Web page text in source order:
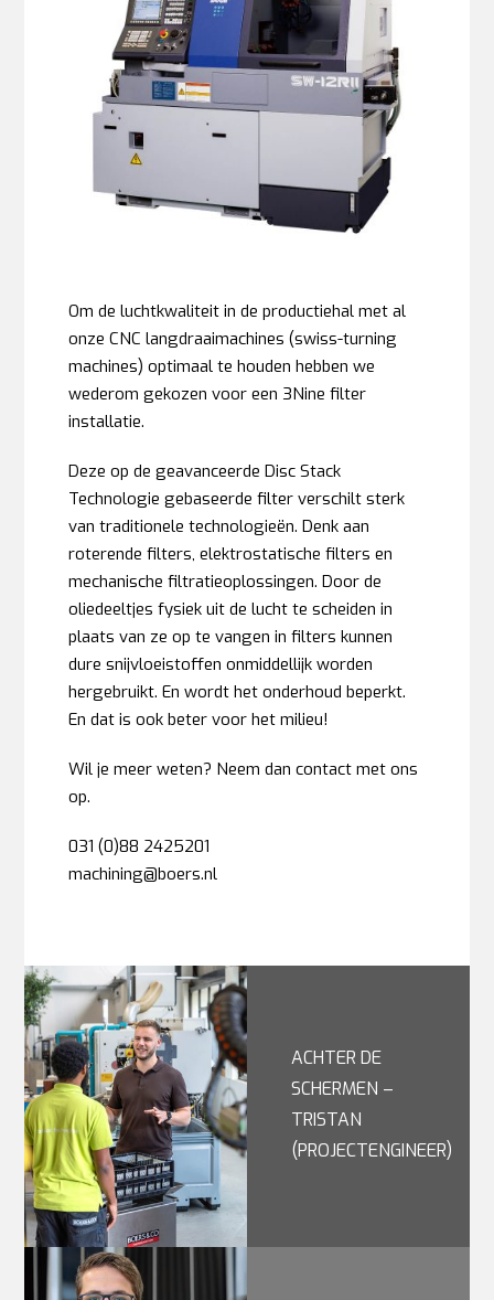
Om de luchtkwaliteit in de productiehal met al
onze CNC langdraaimachines (swiss-turning
machines) optimaal te houden hebben we
wederom gekozen voor een 3Nine filter
installatie.
Deze op de geavanceerde Disc Stack
Technologie gebaseerde filter verschilt sterk
van traditionele technologieën. Denk aan
roterende filters, elektrostatische filters en
mechanische filtratieoplossingen. Door de
oliedeeltjes fysiek uit de lucht te scheiden in
plaats van ze op te vangen in filters kunnen
dure snijvloeistoffen onmiddellijk worden
hergebruikt. En wordt het onderhoud beperkt.
En dat is ook beter voor het milieu!
Wil je meer weten? Neem dan contact met ons
op.
031 (0)88 2425201
machining@boers.nl
ACHTER DE
SCHERMEN –
TRISTAN
(PROJECTENGINEER)